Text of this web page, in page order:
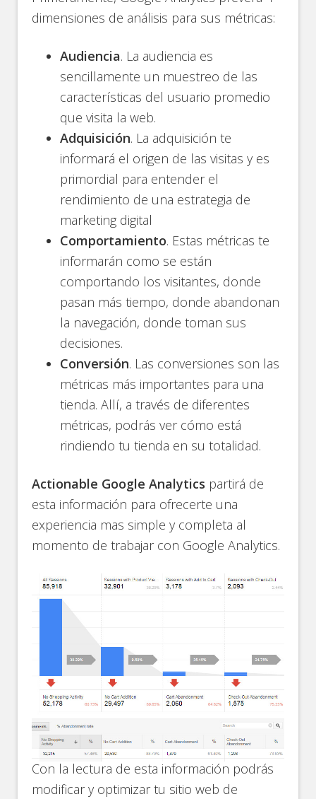
dimensiones de análisis para sus métricas:
Audiencia. La audiencia es
sencillamente un muestreo de las
características del usuario promedio
que visita la web.
Adquisición. La adquisición te
informará el origen de las visitas y es
primordial para entender el
rendimiento de una estrategia de
marketing digital
Comportamiento. Estas métricas te
informarán como se están
comportando los visitantes, donde
pasan más tiempo, donde abandonan
la navegación, donde toman sus
decisiones.
Conversión. Las conversiones son las
métricas más importantes para una
tienda. Allí, a través de diferentes
métricas, podrás ver cómo está
rindiendo tu tienda en su totalidad.
Actionable Google Analytics partirá de
esta información para ofrecerte una
experiencia mas simple y completa al
momento de trabajar con Google Analytics.
Con la lectura de esta información podrás
modificar y optimizar tu sitio web de